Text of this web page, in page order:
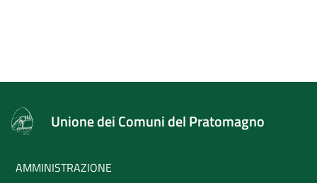
Unione dei Comuni del Pratomagno
AMMINISTRAZIONE